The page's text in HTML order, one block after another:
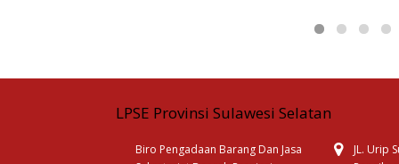
LPSE Provinsi Sulawesi Selatan
Biro Pengadaan Barang Dan Jasa
JL. Urip